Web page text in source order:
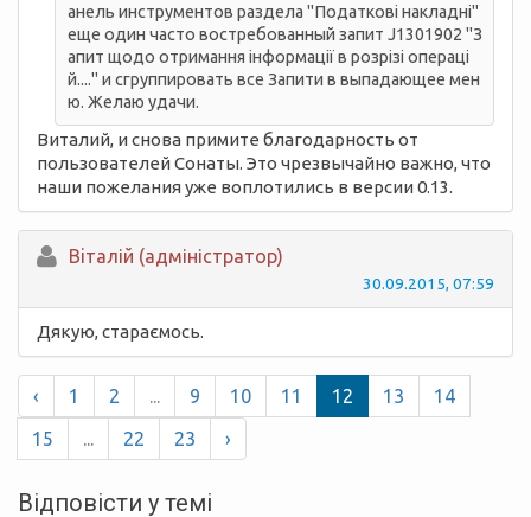
анель инструментов раздела "Податкові накладні"
еще один часто востребованный запит J1301902 "З
апит щодо отримання інформації в розрізі операці
й...." и сгруппировать все Запити в выпадающее мен
ю. Желаю удачи.
Виталий, и снова примите благодарность от
пользователей Сонаты. Это чрезвычайно важно, что
наши пожелания уже воплотились в версии 0.13.
Вiталій (адміністратор)
30.09.2015, 07:59
Дякую, стараємось.
‹ 1 2 ... 9 10 11 12 13
14
15
... 22 23 ›
Відповісти у темі